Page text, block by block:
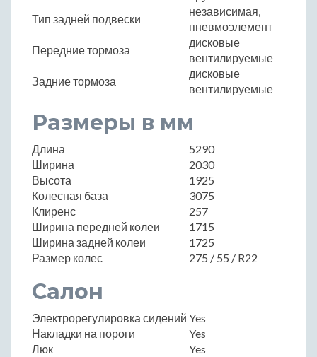
Тип задней подвески
независимая,
пневмоэлемент
Передние тормоза
дисковые
вентилируемые
Задние тормоза
дисковые
вентилируемые
Размеры в мм
Длина
5290
Ширина
2030
Высота
1925
Колесная база
3075
Клиренс
257
Ширина передней колеи
1715
Ширина задней колеи
1725
Размер колес
275 / 55 / R22
Салон
Электрорегулировка сидений Yes
Накладки на пороги
Yes
Люк
Yes